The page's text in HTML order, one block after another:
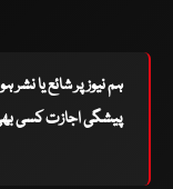
ہم نیوز پر شائع یا نشر
پیشگی اجازت کسی